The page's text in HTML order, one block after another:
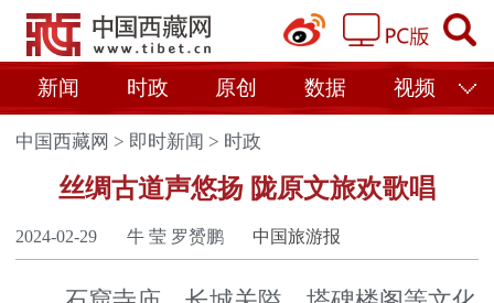
新闻 时政 原创 数据 视频
中国西藏网 > 即时新闻 > 时政
丝绸古道声悠扬 陇原文旅欢歌唱
2024-02-29 牛 莹 罗赟鹏 中国旅游报